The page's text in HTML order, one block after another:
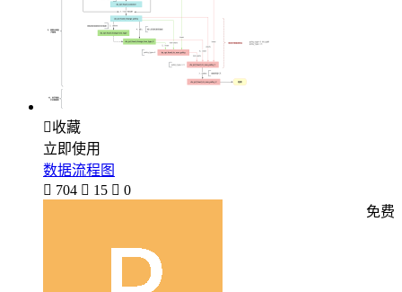
收藏
立即使用
数据流程图
 704  15  0
免费